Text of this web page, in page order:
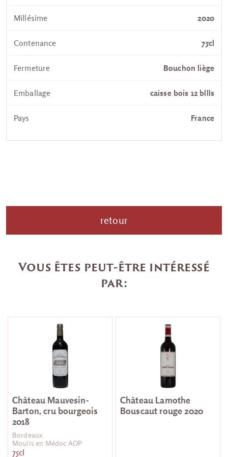
Millésime 2020
Contenance 75cl
Fermeture Bouchon liège
Emballage caisse bois 12 bllls
Pays France
retour
Vous êtes peut-être intéressé
par:
Château Mauvesin-
Barton, cru bourgeois
2018
Bordeaux
Moulis en Médoc AOP
75cl
Château Lamothe
Bouscaut rouge 2020